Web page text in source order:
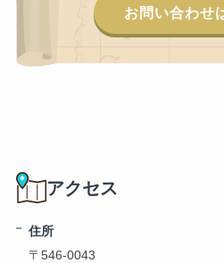
お問い合わせ
アクセス
住所
〒546-0043